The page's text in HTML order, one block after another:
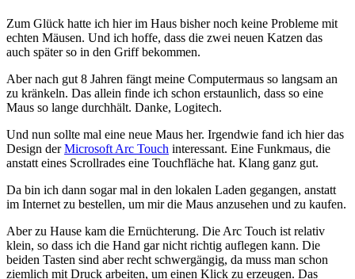
Zum Glück hatte ich hier im Haus bisher noch keine Probleme mit
echten Mäusen. Und ich hoffe, dass die zwei neuen Katzen das
auch später so in den Griff bekommen.
Aber nach gut 8 Jahren fängt meine Computermaus so langsam an
zu kränkeln. Das allein finde ich schon erstaunlich, dass so eine
Maus so lange durchhält. Danke, Logitech.
Und nun sollte mal eine neue Maus her. Irgendwie fand ich hier das
Design derMicrosoft Arc Touch interessant. Eine Funkmaus, die
anstatt eines Scrollrades eine Touchfläche hat. Klang ganz gut.
Da bin ich dann sogar mal in den lokalen Laden gegangen, anstatt
im Internet zu bestellen, um mir die Maus anzusehen und zu kaufen.
Aber zu Hause kam die Ernüchterung. Die Arc Touch ist relativ
klein, so dass ich die Hand gar nicht richtig auflegen kann. Die
beiden Tasten sind aber recht schwergängig, da muss man schon
ziemlich mit Druck arbeiten, um einen Klick zu erzeugen. Das